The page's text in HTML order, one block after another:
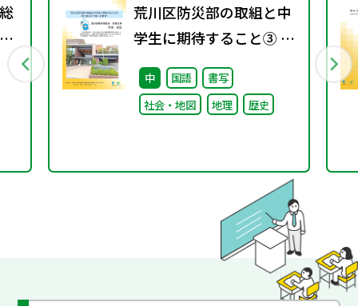
荒川区防災部の取組と中
学生に期待すること③ ～
取り組みと今後への期待
～
中 国語
書写
社会・地図
地理 歴史